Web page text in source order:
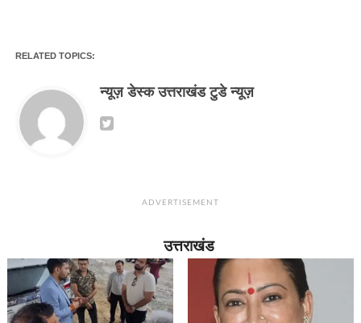
RELATED TOPICS:
न्यूज़ डेस्क उत्तराखंड टुडे न्यूज़
ADVERTISEMENT
उत्तराखंड